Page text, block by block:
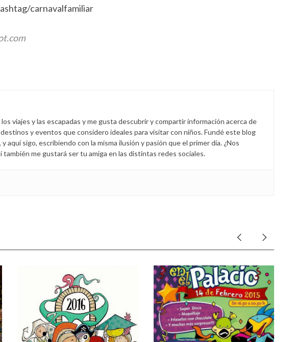
carnavalfamiliar
viajes y las escapadas y me gusta descubrir y compartir información acerca de
y eventos que considero ideales para visitar con niños. Fundé este blog
aquí sigo, escribiendo con la misma ilusión y pasión que el primer día. ¿Nos
también me gustará ser tu amiga en las distintas redes sociales.